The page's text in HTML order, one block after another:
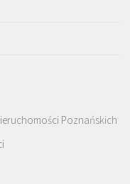
Poznańskich